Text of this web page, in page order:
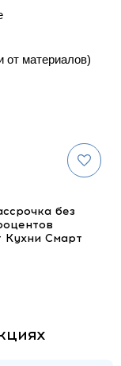
от материалов)
без
Кухни Смарт